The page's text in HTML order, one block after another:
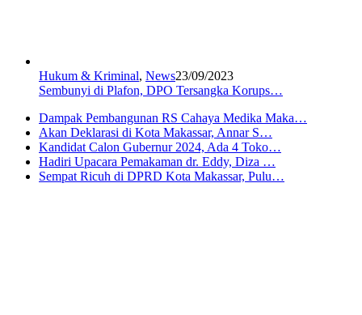
Hukum & Kriminal, News23/09/2023
Sembunyi di Plafon, DPO Tersangka Korups…
Dampak Pembangunan RS Cahaya Medika Maka…
Akan Deklarasi di Kota Makassar, Annar S…
Kandidat Calon Gubernur 2024, Ada 4 Toko…
Hadiri Upacara Pemakaman dr. Eddy, Diza …
Sempat Ricuh di DPRD Kota Makassar, Pulu…